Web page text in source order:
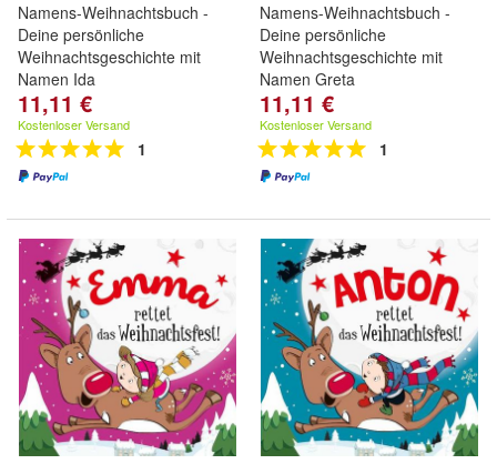
Namens-Weihnachtsbuch -
Deine persönliche
Weihnachtsgeschichte mit
Namen Ida
11,11 €
Kostenloser Versand
1
Namens-Weihnachtsbuch -
Deine persönliche
Weihnachtsgeschichte mit
Namen Greta
11,11 €
Kostenloser Versand
1